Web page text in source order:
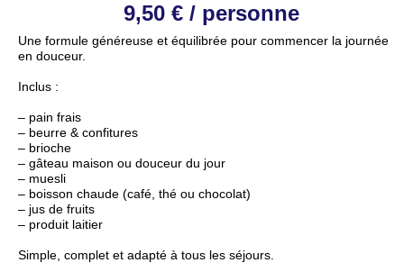
9,50 € / personne
Une formule généreuse et équilibrée pour commencer la journée
en douceur.
Inclus :
– pain frais
– beurre & confitures
– brioche
– gâteau maison ou douceur du jour
– muesli
– boisson chaude (café, thé ou chocolat)
– jus de fruits
– produit laitier
Simple, complet et adapté à tous les séjours.